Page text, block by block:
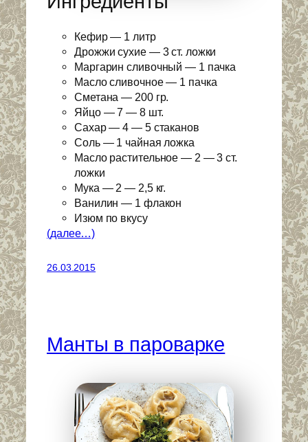
Кефир — 1 литр
Дрожжи сухие — 3 ст. ложки
Маргарин сливочный — 1 пачка
Масло сливочное — 1 пачка
Сметана — 200 гр.
Яйцо — 7 — 8 шт.
Сахар — 4 — 5 стаканов
Соль — 1 чайная ложка
Масло растительное — 2 — 3 ст.
ложки
Мука — 2 — 2,5 кг.
Ванилин — 1 флакон
Изюм по вкусу
(далее…)
26.03.2015
Манты в пароварке